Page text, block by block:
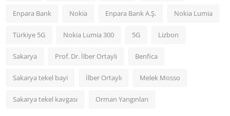
Enpara Bank Nokia Enpara Bank A.Ş. Nokia Lumia
Türkiye 5G Nokia Lumia 300 5G Lizbon
Sakarya Prof. Dr. İlber Ortaylı Benfica
Sakarya tekel bayi İlber Ortaylı Melek Mosso
Sakarya tekel kavgası Orman Yangınları